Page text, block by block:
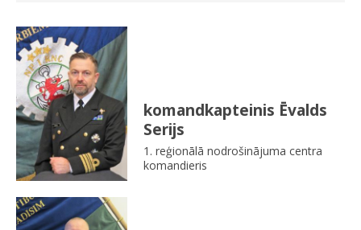
komandkapteinis Ēvalds
Serijs
1. reģionālā nodrošinājuma centra
komandieris